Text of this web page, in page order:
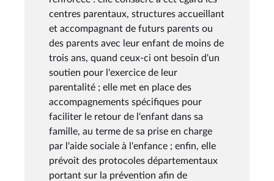
centres parentaux, structures accueillant
et accompagnant de futurs parents ou
des parents avec leur enfant de moins de
trois ans, quand ceux-ci ont besoin d'un
soutien pour l'exercice de leur
parentalité ; elle met en place des
accompagnements spécifiques pour
faciliter le retour de l'enfant dans sa
famille, au terme de sa prise en charge
par l'aide sociale à l'enfance ; enfin, elle
prévoit des protocoles départementaux
portant sur la prévention afin de